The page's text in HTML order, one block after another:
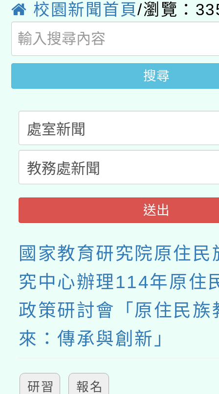
用水績優單位及節水達
動」
桃園市孔廟祈福系列
開 智慧啟航」
2026年桃園地景藝術
「2026桃園藝術巡演
關事宜
校園新聞首頁/瀏覽：
搜尋
送出
國家教育研究院原住民
究中心辦理114年原住
政策研討會「原住民族
來：傳承與創新」
研習 報名